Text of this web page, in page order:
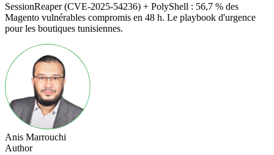
SessionReaper (CVE-2025-54236) + PolyShell : 56,7 % des
Magento vulnérables compromis en 48 h. Le playbook d'urgence
pour les boutiques tunisiennes.
Anis Marrouchi
Author